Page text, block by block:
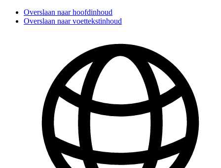
Overslaan naar hoofdinhoud
Overslaan naar voettekstinhoud